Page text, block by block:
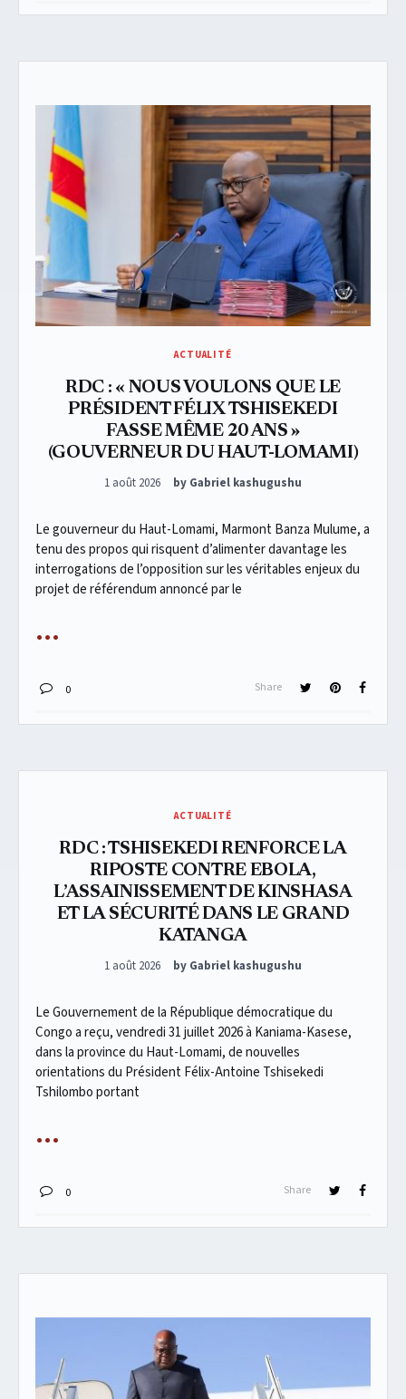
ACTUALITÉ
RDC : « NOUS VOULONS QUE LE
PRÉSIDENT FÉLIX TSHISEKEDI
FASSE MÊME 20 ANS »
(GOUVERNEUR DU HAUT-LOMAMI)
Posted on
1 août 2026 by Gabriel kashugushu
Le gouverneur du Haut-Lomami, Marmont Banza Mulume, a
tenu des propos qui risquent d’alimenter davantage les
interrogations de l’opposition sur les véritables enjeux du
projet de référendum annoncé par le
0 Share
ACTUALITÉ
RDC : TSHISEKEDI RENFORCE LA
RIPOSTE CONTRE EBOLA,
L’ASSAINISSEMENT DE KINSHASA
ET LA SÉCURITÉ DANS LE GRAND
KATANGA
Posted on
1 août 2026 by Gabriel kashugushu
Le Gouvernement de la République démocratique du
Congo a reçu, vendredi 31 juillet 2026 à Kaniama-Kasese,
dans la province du Haut-Lomami, de nouvelles
orientations du Président Félix-Antoine Tshisekedi
Tshilombo portant
0 Share